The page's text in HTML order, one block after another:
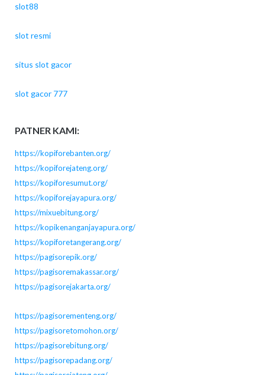
slot88
slot resmi
situs slot gacor
slot gacor 777
PATNER KAMI:
https://kopiforebanten.org/
https://kopiforejateng.org/
https://kopiforesumut.org/
https://kopiforejayapura.org/
https://mixuebitung.org/
https://kopikenanganjayapura.org/
https://kopiforetangerang.org/
https://pagisorepik.org/
https://pagisoremakassar.org/
https://pagisorejakarta.org/
https://pagisorementeng.org/
https://pagisoretomohon.org/
https://pagisorebitung.org/
https://pagisorepadang.org/